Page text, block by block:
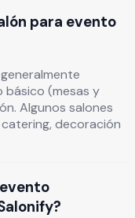
para evento
básico (mesas y
Algunos salones
decoración